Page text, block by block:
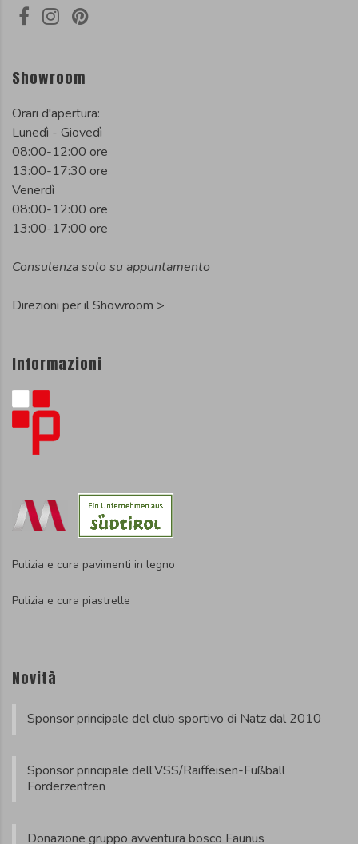
Showroom
Orari d'apertura:
Lunedì - Giovedì
08:00-12:00 ore
13:00-17:30 ore
Venerdì
08:00-12:00 ore
13:00-17:00 ore
Consulenza solo su appuntamento
Direzioni per il Showroom >
Informazioni
Pulizia e cura pavimenti in legno
Pulizia e cura piastrelle
Novità
Sponsor principale del club sportivo di Natz dal 2010
Sponsor principale dell’VSS/Raiffeisen-Fußball
Förderzentren
Donazione gruppo avventura bosco Faunus